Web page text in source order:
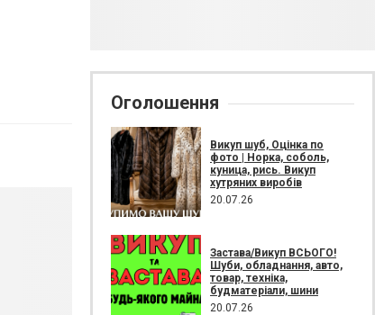
Оголошення
Викуп шуб, Оцінка по
фото | Норка, соболь,
куница, рись. Викуп
хутряних виробів
20.07.26
Застава/Викуп ВСЬОГО!
Шуби, обладнання, авто,
товар, техніка,
будматеріали, шини
20.07.26